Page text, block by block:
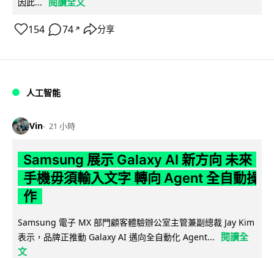
154 74 ↗ 分享
人工智能
Vin 21 小時
Samsung 展示 Galaxy AI 新方向 未來
手機毋須輸入文字 轉向 Agent 全自動操
作
Samsung 電子 MX 部門顧客體驗辦公室主管兼副總裁 Jay Kim
表示，品牌正推動 Galaxy AI 邁向全自動化 Agent...
閱讀全
文